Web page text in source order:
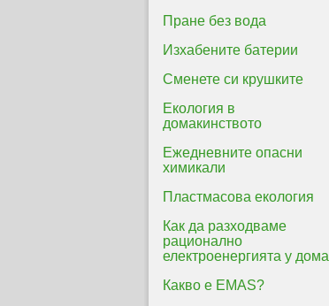
Пране без вода
Изхабените батерии
Сменете си крушките
Екология в
домакинството
Ежедневните опасни
химикали
Пластмасова екология
Как да разходваме
рационално
електроенергията у дома
Какво е EMAS?